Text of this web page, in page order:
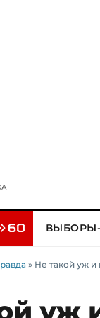
ВЫБОРЫ-
» Не такой уж и
уж